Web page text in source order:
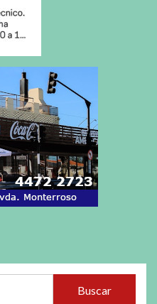
Buscar